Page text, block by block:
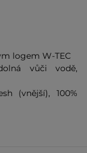
logem W-TEC
vůči vodě,
(vnější), 100%